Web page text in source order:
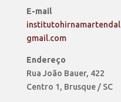
E-mail
gmail.com
Endereço
Rua João Bauer, 422
Centro 1, Brusque / SC